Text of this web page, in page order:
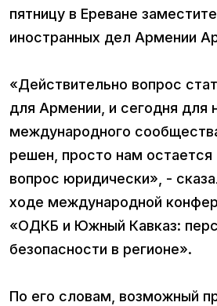
пятницу в Ереване
иностранных дел Армении
«Действительно вопрос
для Армении, и сегодня для
международного
решен, просто нам
вопрос юридически», -
ходе международной
«ОДКБ и Южный Кавказ:
безопасности в регионе».
По его словам, возможный